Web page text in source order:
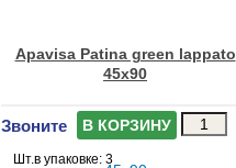
Apavisa Patina green lappato
45x90
Звоните В КОРЗИНУ
Шт.в упаковке: 3